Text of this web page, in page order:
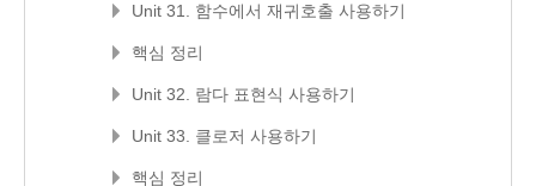
Unit 31. 함수에서 재귀호출 사용하기
핵심 정리
Unit 32. 람다 표현식 사용하기
Unit 33. 클로저 사용하기
핵심 정리